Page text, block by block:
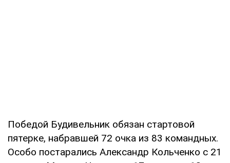
Победой Будивельник обязан стартовой
пятерке, набравшей 72 очка из 83 командных.
Особо постарались Александр Кольченко с 21